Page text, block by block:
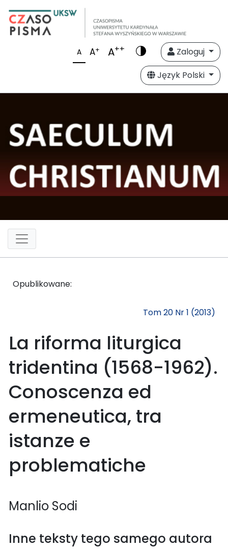
A A+ A++
Zaloguj
Język Polski
Opublikowane:
Tom 20 Nr 1 (2013)
La riforma liturgica
tridentina (1568-1962).
Conoscenza ed
ermeneutica, tra
istanze e
problematiche
Manlio Sodi
Inne teksty tego samego autora